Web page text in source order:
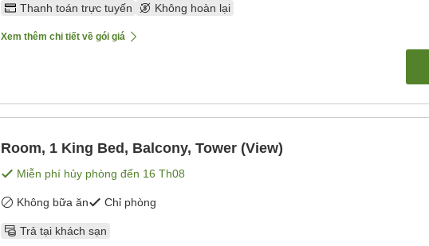
Thanh toán trực tuyến Không hoàn lại
Xem thêm chi tiết về gói giá
Room, 1 King Bed, Balcony, Tower (View)
Miễn phí hủy phòng đến 16 Th08
Không bữa ăn Chỉ phòng
Trả tại khách sạn